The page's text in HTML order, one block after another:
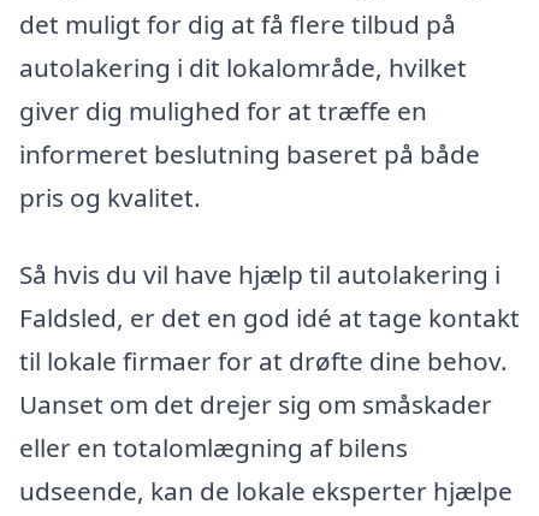
det muligt for dig at få flere tilbud på
autolakering i dit lokalområde, hvilket
giver dig mulighed for at træffe en
informeret beslutning baseret på både
pris og kvalitet.
Så hvis du vil have hjælp til autolakering i
Faldsled, er det en god idé at tage kontakt
til lokale firmaer for at drøfte dine behov.
Uanset om det drejer sig om småskader
eller en totalomlægning af bilens
udseende, kan de lokale eksperter hjælpe